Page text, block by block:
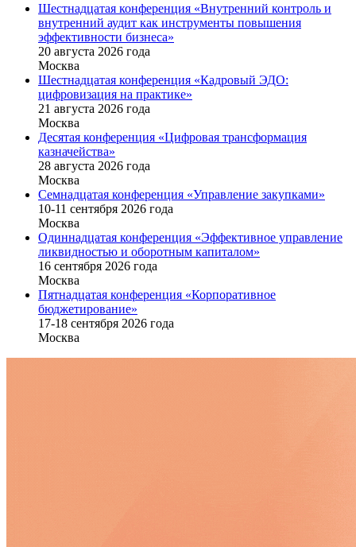
Шестнадцатая конференция «Внутренний контроль и
внутренний аудит как инструменты повышения
эффективности бизнеса»
20 августа 2026 года
Москва
Шестнадцатая конференция «Кадровый ЭДО:
цифровизация на практике»
21 августа 2026 года
Москва
Десятая конференция «Цифровая трансформация
казначейства»
28 августа 2026 года
Москва
Семнадцатая конференция «Управление закупками»
10-11 сентября 2026 года
Москва
Одиннадцатая конференция «Эффективное управление
ликвидностью и оборотным капиталом»
16 cентября 2026 года
Москва
Пятнадцатая конференция «Корпоративное
бюджетирование»
17-18 сентября 2026 года
Москва